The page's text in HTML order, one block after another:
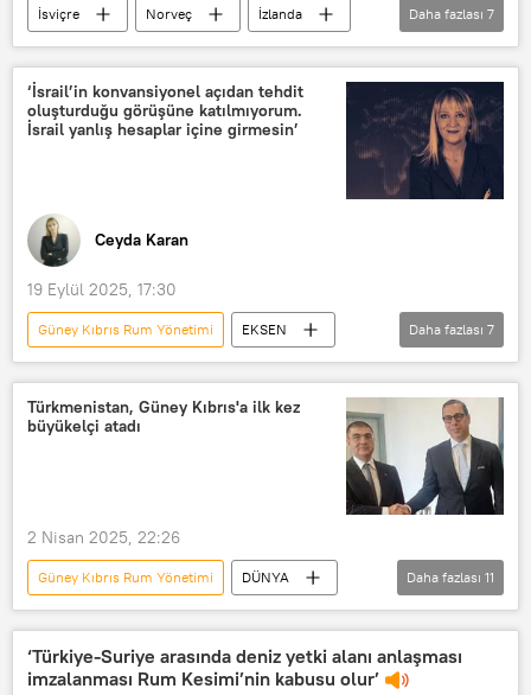
Kıbrıs Barış Harekatı
Kıbrıs sorunu
İsviçre Norveç
İzlanda
Avrupa Birliği
Schengen bölgesi
Schengen
Türkiye
Haberler
Daha fazlası 7
‘İsrail’in konvansiyonel açıdan tehdit
oluşturduğu görüşüne katılmıyorum.
İsrail yanlış hesaplar içine girmesin’
Ceyda Karan
19 Eylül 2025, 17:30
Güney Kıbrıs Rum Yönetimi
EKSEN
Radyo Sputnik
RADYO
Yankı Bağcıoğlu
İsrail
YPG
SDG
Daha fazlası 7
Türkmenistan, Güney Kıbrıs'a ilk kez
büyükelçi atadı
2 Nisan 2025, 22:26
Güney Kıbrıs Rum Yönetimi
DÜNYA
Kıbrıs
Güney Kıbrıs
Kıbrıs Sorunu
Kıbrıs Barış Harekatı
Kıbrıs sorunu
Kıbrıs Rum Kesimi
Daha fazlası 11
‘Türkiye-Suriye arasında deniz yetki alanı anlaşması
imzalanması Rum Kesimi’nin kabusu olur’